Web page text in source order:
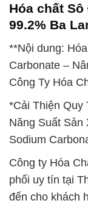
Hóa chất
99.2% Ba
**Nội dung:
Carbonate –
Công Ty Hóa
*Cải Thiện Quy
Năng Suất Sản
Sodium
Công ty Hóa
phối uy tín tại
đến cho khách